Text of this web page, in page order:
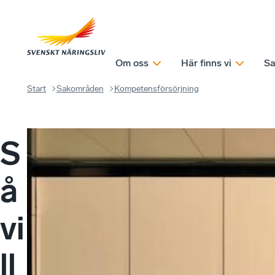
Om oss Här finns vi
Start Sakområden Kompetensförsörjning
S
å
vi
ll